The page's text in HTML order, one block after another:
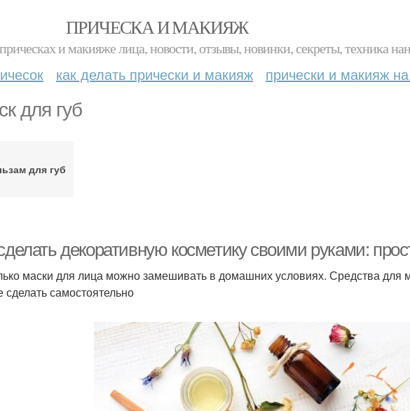
ПРИЧЕСКА И МАКИЯЖ
и макияже лица, новости, отзывы, новинки, секреты, техника
как делать прически и макияж прически и макияж
для губ
для губ
декоративную косметику своими руками:
маски для лица можно замешивать в домашних условиях. Средства для
сделать самостоятельно